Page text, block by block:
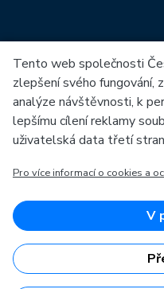
Mezi naše partnery patří:
Evropská unie
OP Podnikání a
Evropský fond pro
Tento web společnosti
zlepšení svého fungování,
analýze návštěvnosti, k
lepšímu cílení reklamy
uživatelská data třetí
Pro více informací o cookies a
V